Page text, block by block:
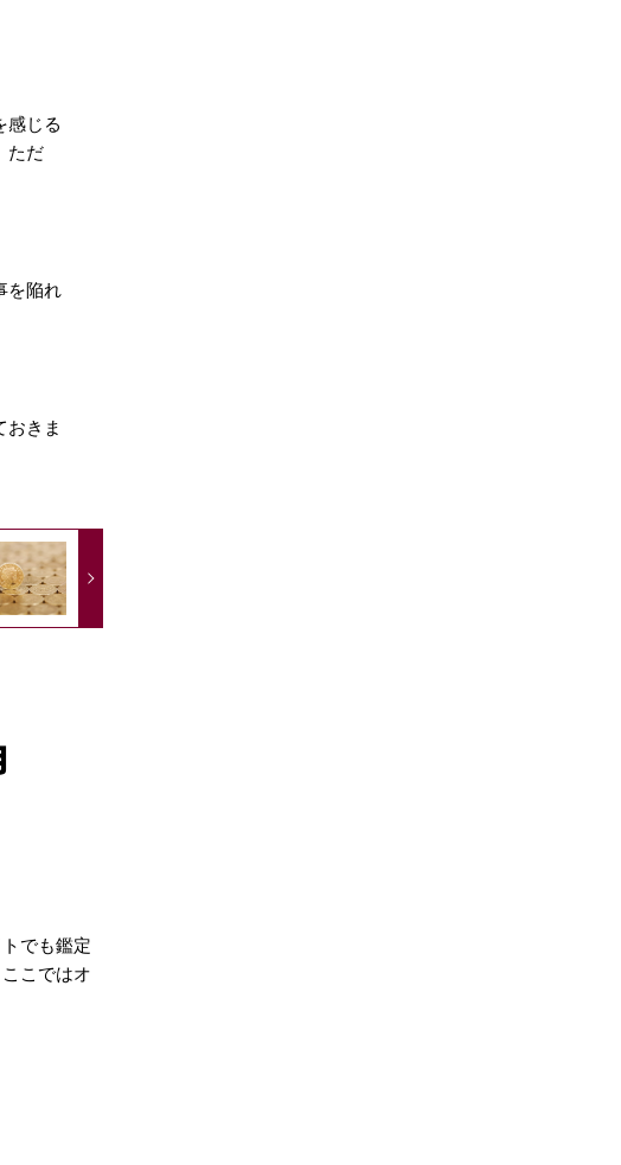
感じる
ただ
を陥れ
きま
でも鑑定
こではオ